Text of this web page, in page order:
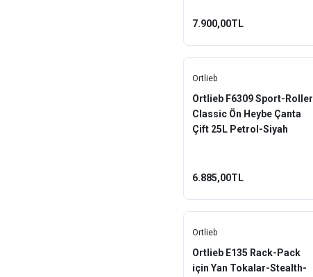
7.900,00TL
Ortlieb
Ortlieb F6309 Sport-Roller
Classic Ön Heybe Çanta
Çift 25L Petrol-Siyah
6.885,00TL
Ortlieb
Ortlieb E135 Rack-Pack
için Yan Tokalar-Stealth-